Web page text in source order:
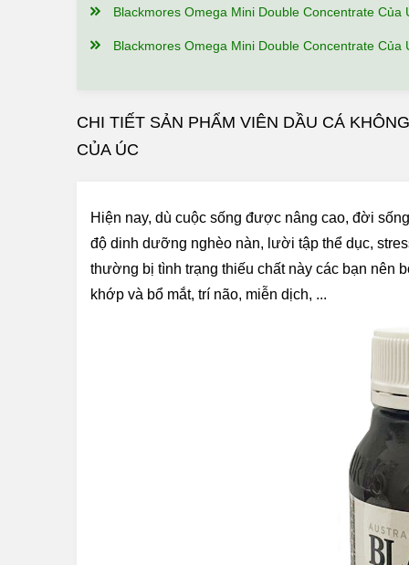
Blackmores Omega Mini Double Concentrate Của Úc Có Tốt Không? Ai Đã
Blackmores Omega Mini Double Concentrate Của Úc Giá Bao Nhiêu, Nên Mua Ở Đâu
CHI TIẾT SẢN PHẨM VIÊN DẦU CÁ
CỦA ÚC
Hiện nay, dù cuộc sống được nâng cao, đời
độ dinh dưỡng nghèo nàn, lười tập thể dục,
thường bị tình trạng thiếu chất này các bạn nên
khớp và bổ mắt, trí não, miễn dịch, ...